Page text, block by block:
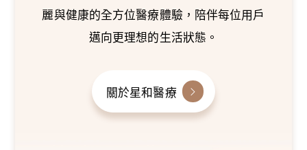
麗與健康的全方位醫療體驗，陪伴每位用戶
邁向更理想的生活狀態。
關於星和醫療